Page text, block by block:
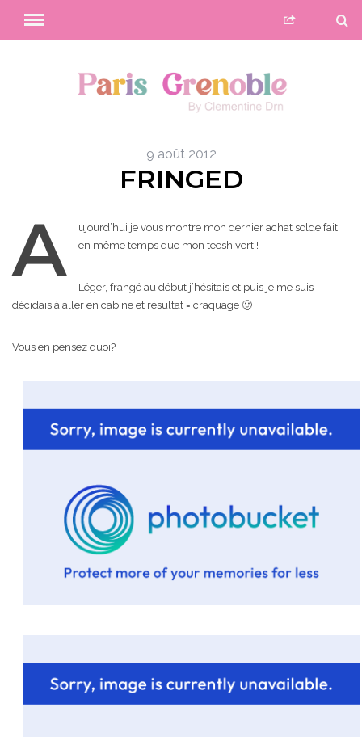
9 août 2012
FRINGED
A
ujourd’hui je vous montre mon dernier achat solde fait
en même temps que mon teesh vert !
Léger, frangé au début j’hésitais et puis je me suis
décidais à aller en cabine et résultat = craquage 🙂
Vous en pensez quoi?